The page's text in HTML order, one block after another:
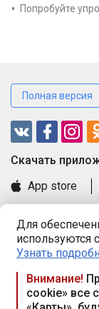
Для
используются
Узнать
Внимание!
cookie» все
Попробуйте
Полная версия
Cкачать
App store
Книга замечаний
Правила и
Praca.by ©
Республика
117а, пом. № 9.